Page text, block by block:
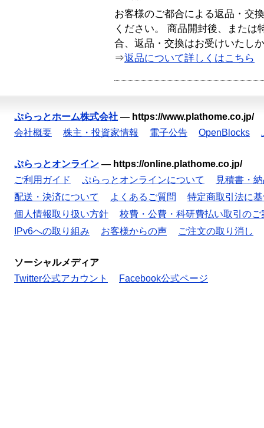
お客様のご都合による返品・交
ください。 商品開封後、または
合、返品・交換はお受けいたし
⇒返品について詳しくはこちら
ぷらっとホーム株式会社 — https://www.plathome.co.jp/
会社概要
株主・投資家情報 電子公告 OpenBlocks
ぷらっとオンライン — https://online.plathome.co.jp/
ご利用ガイド
ぷらっとオンラインについて
見積書・
配送・決済について
よくあるご質問
特定商取引法に
個人情報取り扱い方針
校費・公費・科研費払い取引のご
IPv6への取り組み
お客様からの声 ご注文の取り消し
ソーシャルメディア
Twitter公式アカウント
Facebook公式ページ